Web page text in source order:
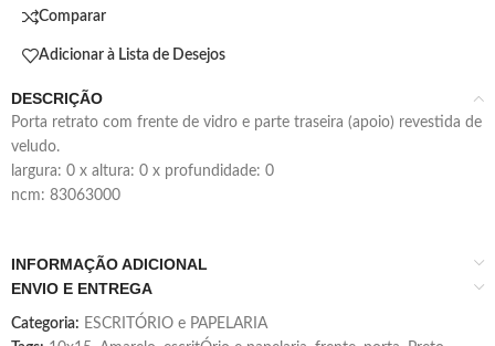
Comparar
Adicionar à Lista de Desejos
DESCRIÇÃO
porta retrato com frente de vidro e parte traseira (apoio) revestida de
veludo.
largura: 0 x altura: 0 x profundidade: 0
ncm: 83063000
INFORMAÇÃO ADICIONAL
ENVIO E ENTREGA
Categoria: ESCRITÓRIO e PAPELARIA